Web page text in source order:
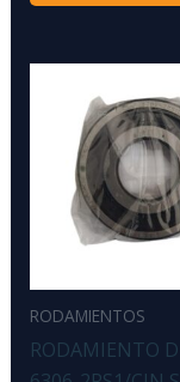
RODAMIENTOS
RODAMIENTO